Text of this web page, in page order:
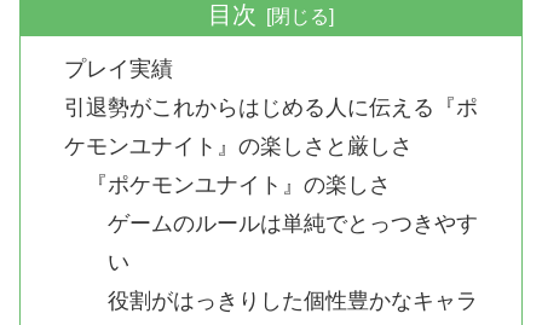
目次
プレイ実績
引退勢がこれからはじめる人に伝える『ポ
ケモンユナイト』の楽しさと厳しさ
『ポケモンユナイト』の楽しさ
ゲームのルールは単純でとっつきやす
い
役割がはっきりした個性豊かなキャラ